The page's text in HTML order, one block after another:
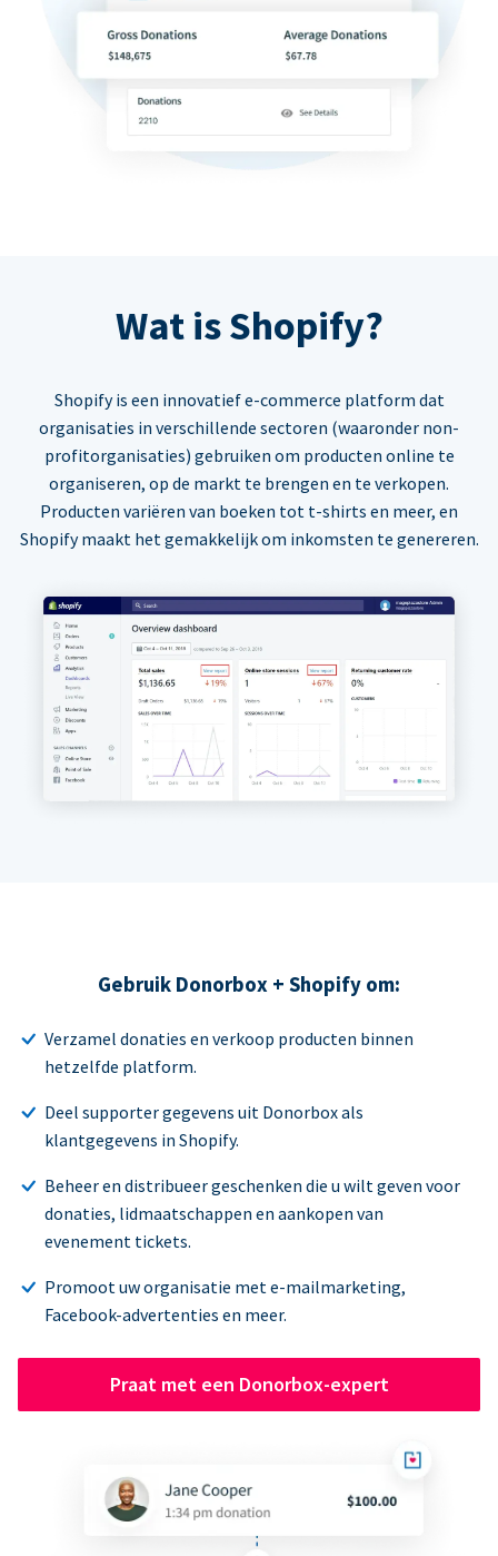
Wat is Shopify?
Shopify is een innovatief e-commerce platform dat
organisaties in verschillende sectoren (waaronder non-
profitorganisaties) gebruiken om producten online te
organiseren, op de markt te brengen en te verkopen.
Producten variëren van boeken tot t-shirts en meer, en
Shopify maakt het gemakkelijk om inkomsten te genereren.
Gebruik Donorbox + Shopify om:
Verzamel donaties en verkoop producten binnen
hetzelfde platform.
Deel supporter gegevens uit Donorbox als
klantgegevens in Shopify.
Beheer en distribueer geschenken die u wilt geven voor
donaties, lidmaatschappen en aankopen van
evenement tickets.
Promoot uw organisatie met e-mailmarketing,
Facebook-advertenties en meer.
Praat met een Donorbox-expert